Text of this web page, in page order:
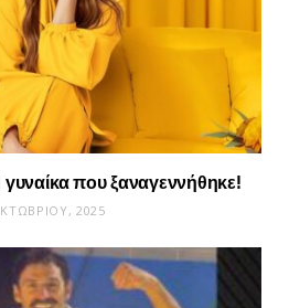
που ξαναγεννήθηκε!
2025